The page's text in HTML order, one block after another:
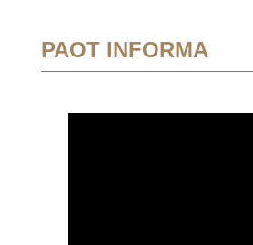
PAOT INFORMA